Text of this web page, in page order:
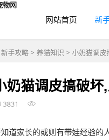
网站首页 新
新手攻略 > 养猫知识 > 小奶猫调皮
奶猫调皮搞破
3831
道家长的或则有带娃经验的